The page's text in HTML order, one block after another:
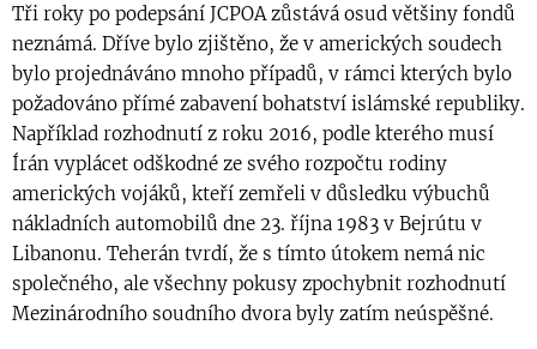
Tři roky po podepsání JCPOA zůstává osud většiny fondů
neznámá. Dříve bylo zjištěno, že v amerických soudech
bylo projednáváno mnoho případů, v rámci kterých bylo
požadováno přímé zabavení bohatství islámské republiky.
Například rozhodnutí z roku 2016, podle kterého musí
Írán vyplácet odškodné ze svého rozpočtu rodiny
amerických vojáků, kteří zemřeli v důsledku výbuchů
nákladních automobilů dne 23. října 1983 v Bejrútu v
Libanonu. Teherán tvrdí, že s tímto útokem nemá nic
společného, ale všechny pokusy zpochybnit rozhodnutí
Mezinárodního soudního dvora byly zatím neúspěšné.